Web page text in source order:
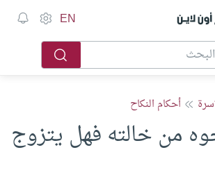
أون لاين EN
أحكام النكاح
من خالته فهل يتزوج